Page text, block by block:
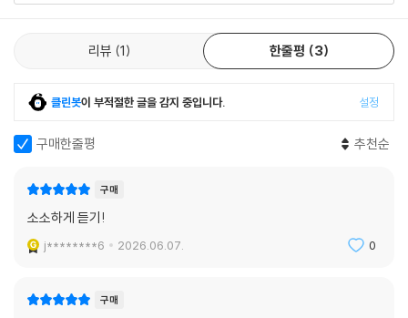
리뷰 1 한줄평 3
클린봇이 부적절한 글을 감지 중입니다. 설정
구매한줄평 추천순
구매
소소하게 듣기!
j********6 2026.06.07. 0
구매